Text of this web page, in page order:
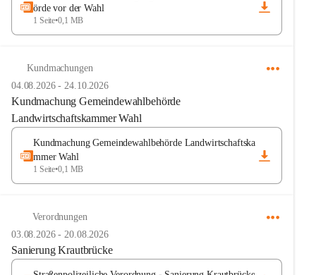
örde vor der Wahl
1 Seite•0,1 MB
Kundmachungen
04.08.2026-24.10.2026
Kundmachung Gemeindewahlbehörde
Landwirtschaftskammer Wahl
Kundmachung Gemeindewahlbehörde Landwirtschaftska
mmer Wahl
1 Seite•0,1 MB
Verordnungen
03.08.2026-20.08.2026
Sanierung Krautbrücke